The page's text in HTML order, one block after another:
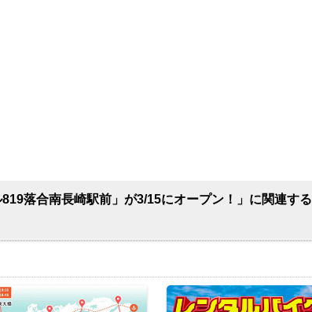
落合南長崎駅前」が3/15にオープン！」に関連する